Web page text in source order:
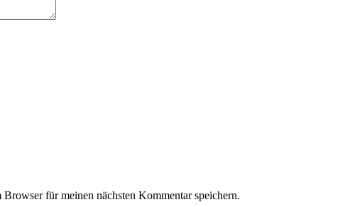
für meinen nächsten Kommentar speichern.